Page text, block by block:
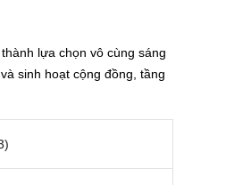
lựa chọn vô cùng sáng
sinh hoạt cộng đồng, tầng